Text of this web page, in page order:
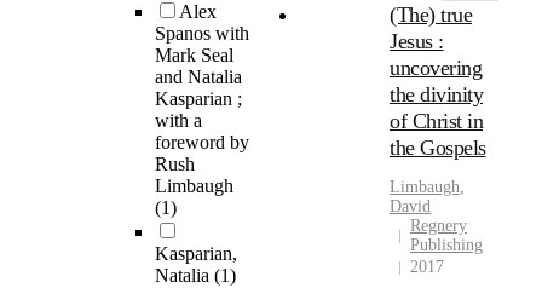
Alex
Spanos with
Mark Seal
and Natalia
Kasparian ;
with a
foreword by
Rush
Limbaugh
(1)
Kasparian,
Natalia (1)
(The) true
Jesus :
uncovering
the divinity
of Christ in
the Gospels
Limbaugh,
David
Regnery
Publishing
2017